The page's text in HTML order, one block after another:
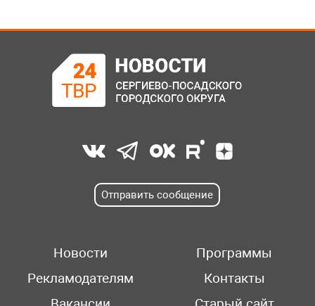
Отправить сообщение
Новости
Программы
Рекламодателям
Контакты